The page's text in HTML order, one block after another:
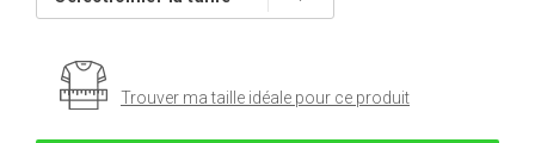
Trouver ma taille idéale pour ce produit